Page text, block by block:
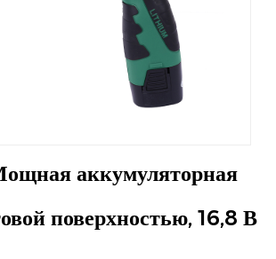
аккумуляторная
поверхностью, 16,8 В